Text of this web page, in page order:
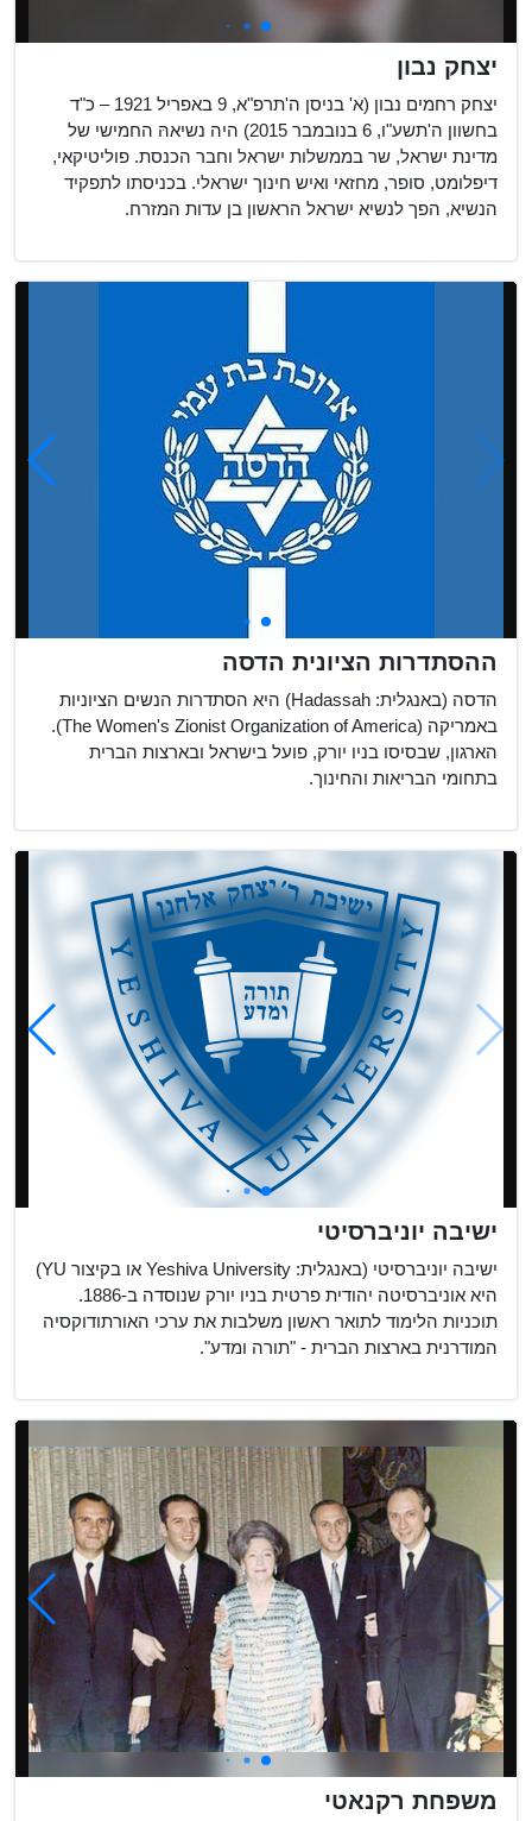
יצחק נבון
יצחק רחמים נבון (א' בניסן ה'תרפ"א, 9 באפריל 1921 – כ"ד
בחשוון ה'תשע"ו, 6 בנובמבר 2015) היה נשיאהּ החמישי של
מדינת ישראל, שר בממשלות ישראל וחבר הכנסת. פוליטיקאי,
דיפלומט, סופר, מחזאי ואיש חינוך ישראלי. בכניסתו לתפקיד
הנשיא, הפך לנשיא ישראל הראשון בן עדות המזרח.
ההסתדרות הציונית הדסה
הדסה (באנגלית: Hadassah) היא הסתדרות הנשים הציוניות
באמריקה (The Women's Zionist Organization of America).
הארגון, שבסיסו בניו יורק, פועל בישראל ובארצות הברית
בתחומי הבריאות והחינוך.
ישיבה יוניברסיטי
ישיבה יוניברסיטי (באנגלית: Yeshiva University או בקיצור YU)
היא אוניברסיטה יהודית פרטית בניו יורק שנוסדה ב-1886.
תוכניות הלימוד לתואר ראשון משלבות את ערכי האורתודוקסיה
המודרנית בארצות הברית - "תורה ומדע".
משפחת רקנאטי